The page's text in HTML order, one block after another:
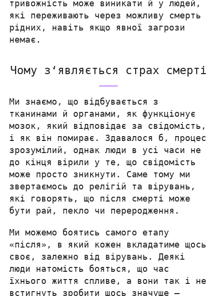
які переживають через можливу смерть
рідних, навіть якщо явної загрози
немає.
Чому з‘являється страх смерті
Ми знаємо, що відбувається з
тканинами й органами, як функціонує
мозок, який відповідає за свідомість,
і як він помирає. Здавалося б, процес
зрозумілий, однак люди в усі часи не
до кінця вірили у те, що свідомість
може просто зникнути. Саме тому ми
звертаємось до релігій та вірувань,
які говорять, що після смерті може
бути рай, пекло чи переродження.
Ми можемо боятись самого етапу
«після», в який кожен вкладатиме щось
своє, залежно від вірувань. Деякі
люди натомість бояться, що час
їхнього життя спливе, а вони так і не
встигнуть зробити щось значуще —